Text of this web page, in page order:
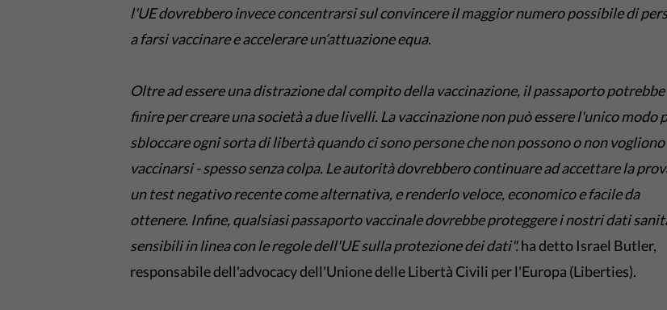
l'UE dovrebbero invece concentrarsi sul convincere il maggior numero possibile di
a farsi vaccinare e accelerare un’attuazione equa.
Oltre ad essere una distrazione dal compito della vaccinazione, il passaporto potrebbe
finire per creare una società a due livelli. La vaccinazione non può essere l'unico modo
sbloccare ogni sorta di libertà quando ci sono persone che non possono o non vogliono
vaccinarsi - spesso senza colpa. Le autorità dovrebbero continuare ad accettare la
un test negativo recente come alternativa, e renderlo veloce, economico e facile da
ottenere. Infine, qualsiasi passaporto vaccinale dovrebbe proteggere i nostri dati
sensibili in linea con le regole dell'UE sulla protezione dei dati".ha detto Israel Butler,
responsabile dell'advocacy dell'Unione delle Libertà Civili per l'Europa (Liberties).